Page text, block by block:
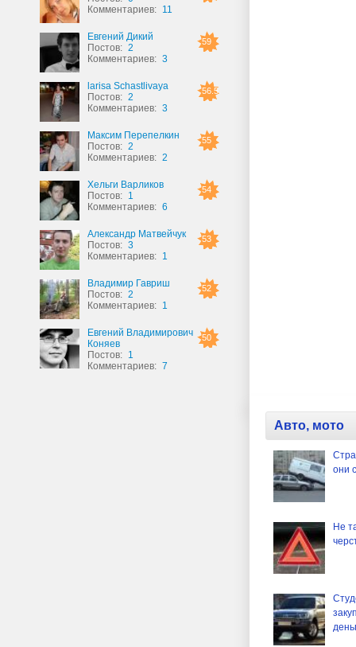
Комментариев: 11
59
Евгений Дикий
Постов: 2
Комментариев: 3
56.5
larisa Schastlivaya
Постов: 2
Комментариев: 3
55
Максим Перепелкин
Постов: 2
Комментариев: 2
54
Хельги Варликов
Постов: 1
Комментариев: 6
53
Александр Матвейчук
Постов: 3
Комментариев: 1
52
Владимир Гавриш
Постов: 2
Комментариев: 1
50
Евгений Владимирович
Коняев
Постов: 1
Комментариев: 7
Авто, мото
они
Не